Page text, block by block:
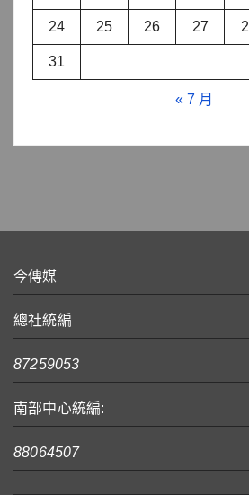
24 25 26 27
31
« 7 月
今傳媒
總社統編
87259053
南部中心統編:
88064507